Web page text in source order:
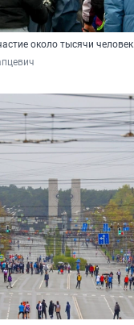
около тысячи человек